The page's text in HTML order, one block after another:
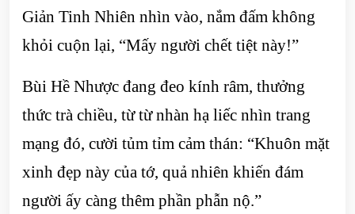
Giản Tinh Nhiên nhìn vào, nắm đấm không
khỏi cuộn lại, “Mấy người chết tiệt này!”
Bùi Hề Nhược đang đeo kính râm, thưởng
thức trà chiều, từ từ nhàn hạ liếc nhìn trang
mạng đó, cười tủm tỉm cảm thán: “Khuôn mặt
xinh đẹp này của tớ, quả nhiên khiến đám
người ấy càng thêm phần phẫn nộ.”